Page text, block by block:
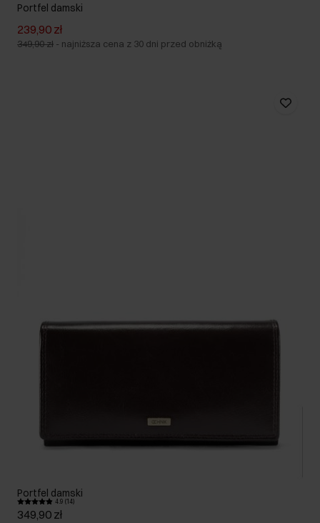
Portfel damski
239,90 zł
349,90 zł - najniższa cena z 30 dni przed obniżką
Portfel damski
4.9 (14)
349,90 zł